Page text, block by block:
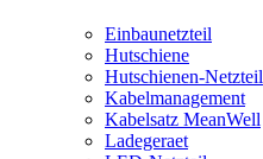
Einbaunetzteil
Hutschiene
Hutschienen-Netzteil
Kabelmanagement
Kabelsatz MeanWell
Ladegeraet